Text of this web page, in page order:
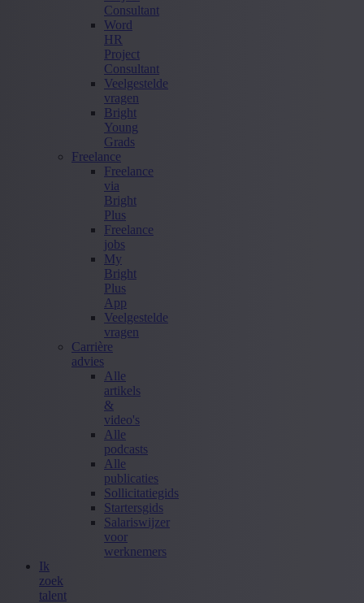
Consultant
Word
HR
Project
Consultant
Veelgestelde
vragen
Bright
Young
Grads
Freelance
Freelance
via
Bright
Plus
Freelance
jobs
My
Bright
Plus
App
Veelgestelde
vragen
Carrière
advies
Alle
artikels
&
video's
Alle
podcasts
Alle
publicaties
Sollicitatiegids
Startersgids
Salariswijzer
voor
werknemers
Ik
zoek
talent